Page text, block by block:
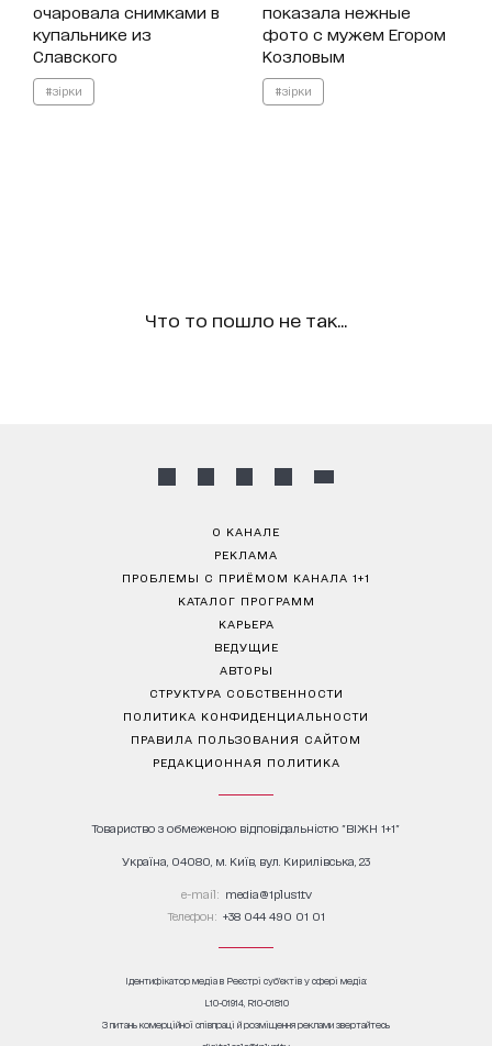
очаровала снимками в
купальнике из
Славского
#зірки
показала нежные
фото с мужем Егором
Козловым
#зірки
Что то пошло не так...
О КАНАЛЕ
РЕКЛАМА
ПРОБЛЕМЫ С ПРИЁМОМ КАНАЛА 1+1
КАТАЛОГ ПРОГРАММ
КАРЬЕРА
ВЕДУЩИЕ
АВТОРЫ
СТРУКТУРА СОБСТВЕННОСТИ
ПОЛИТИКА КОНФИДЕНЦИАЛЬНОСТИ
ПРАВИЛА ПОЛЬЗОВАНИЯ САЙТОМ
РЕДАКЦИОННАЯ ПОЛИТИКА
Товариство з обмеженою відповідальністю "ВІЖН 1+1"
Україна, 04080, м. Київ, вул. Кирилівська, 23
е-mail: media@1plus1.tv
Телефон: +38 044 490 01 01
Ідентифікатор медіа в Реєстрі суб’єктів у сфері медіа:
L10-01914, R10-01810
З питань комерційної співпраці й розміщення реклами звертайтесь